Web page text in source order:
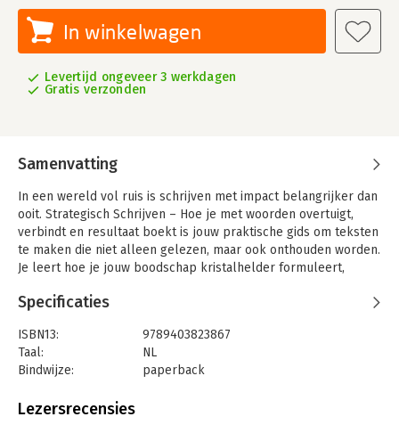
In winkelwagen
Levertijd ongeveer 3 werkdagen
Gratis verzonden
Samenvatting
In een wereld vol ruis is schrijven met impact belangrijker dan
ooit. Strategisch Schrijven – Hoe je met woorden overtuigt,
verbindt en resultaat boekt is jouw praktische gids om teksten
te maken die niet alleen gelezen, maar ook onthouden worden.
Je leert hoe je jouw boodschap kristalhelder formuleert,
én vasthoudt, en hoe je schrijft met een flow die mensen
communicatie en copywriting ontdek je hoe je complexe
ideeën eenvoudig en overtuigend kunt neerzetten.
aanzetten tot actie, hoe je storytelling en krachtige
Specificaties
ISBN13:
9789403823867
Taal:
NL
Bindwijze:
paperback
Uitgever:
Lezersrecensies